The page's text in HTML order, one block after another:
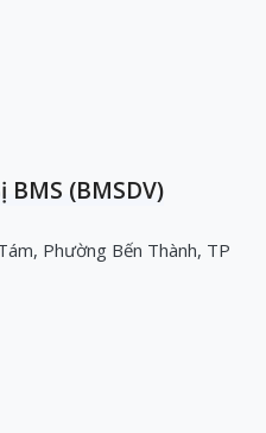
(BMSDV)
Phường Bến Thành, TP